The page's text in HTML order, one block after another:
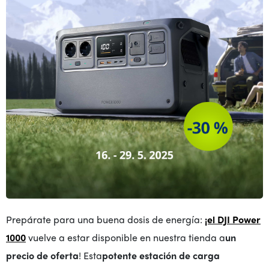
Prepárate para una buena dosis de energía: ¡el DJI Power
1000vuelve a estar disponible en nuestra tienda aun
precio de oferta! Estapotente estación de carga